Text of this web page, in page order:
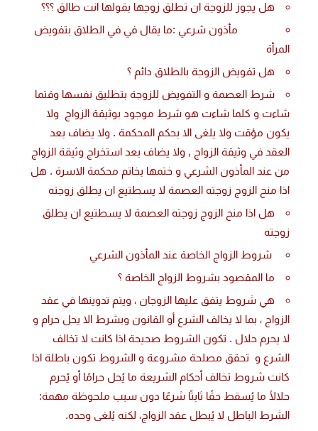
هل يجوز للزوجة ان تطلق زوجها بقولها انت طالق ؟؟؟
مأذون شرعي :ما يقال في في الطلاق بتفويض
المرأة
هل تفويض الزوجة بالطلاق دائم ؟
شرط العصمة و التفويض للزوجة بتطليق نفسها وقتما
شاءت و كلما شاءت هو شرط موجود بوثيقة الزواج ولا
يكون مؤقت ولا يلغى الا بحكم المحكمة . ولا يضاف بعد
العقد في وثيقة الزواج , ولا يضاف بعد استخراج وثيقة الزواج
من عند المأذون الشرعي و ختمها بخاتم محكمة الاسرة . هل
اذا منح الزوج زوجته العصمة لا يسطتيع ان يطلق زوجته
هل اذا منح الزوج زوجته العصمة لا يسطتيع ان يطلق
زوجته
شروط الزواج الخاصة عند المأذون الشرعي
ما المقصود بشروط الزواج الخاصة ؟
هي شروط يتفق عليها الزوجان ، ويتم تدوينها في عقد
الزواج ، بما لا يخالف الشرع أو القانون وبشرط الا يحل حرام و
لا يحرم حلال . تكون الشروط صحيحة اذا كانت لا تخالف
الشرع و تحقق مصلحة مشروعة و الشروط تكون باطلة اذا
كانت شروط تخالف أحكام الشريعة ما يُحل حرامًا أو يُحرم
حلالًا ما يُسقط حقًا ثابتًا شرعًا دون سبب ملحوظة مهمة:
الشرط الباطل لا يُبطل عقد الزواج، لكنه يُلغى وحده.